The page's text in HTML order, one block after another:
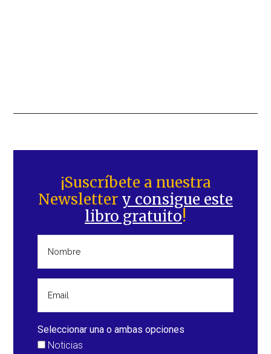
lateral
principal
¡Suscríbete a nuestra
Newsletter y consigue este
libro gratuito!
Seleccionar una o ambas opciones
Noticias